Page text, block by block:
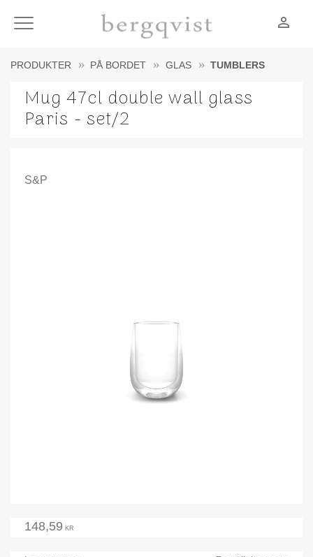
Meny person_outline
PRODUKTER PÅ BORDET GLAS TUMBLERS
Mug 47cl double wall glass
Paris - set/2
S&P
148,59 KR